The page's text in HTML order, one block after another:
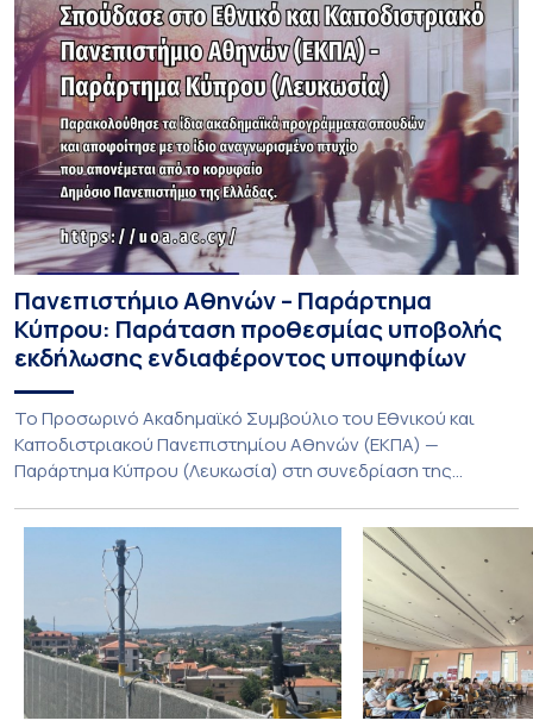
Πανεπιστήμιο Αθηνών – Παράρτημα
Κύπρου: Παράταση προθεσμίας υποβολής
εκδήλωσης ενδιαφέροντος υποψηφίων
Το Προσωρινό Ακαδημαϊκό Συμβούλιο του Εθνικού και
Καποδιστριακού Πανεπιστημίου Αθηνών (ΕΚΠΑ) —
Παράρτημα Κύπρου (Λευκωσία) στη συνεδρίαση της
παράταση της προθεσμίας υποβολής εκδήλωσης
ενδιαφέροντος για την φοίτηση σε Προγράμματα Σπουδών,
Τμημάτων του Πανεπιστημίου μας στο Παράρτημα Κύπρου
για το ακαδημαϊκό έτος 2026-2027, έως τη Δευτέρα 31
Αυγούστου 2026. […]